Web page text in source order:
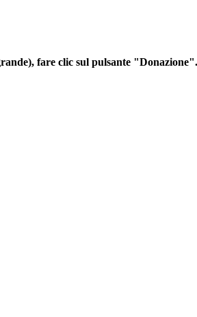
fare clic sul pulsante